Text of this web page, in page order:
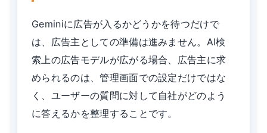
Geminiに広告が入るかどうかを待つだけで
は、広告主としての準備は進みません。AI検
索上の広告モデルが広がる場合、広告主に求
められるのは、管理画面での設定だけではな
く、ユーザーの質問に対して自社がどのよう
に答えるかを整理することです。